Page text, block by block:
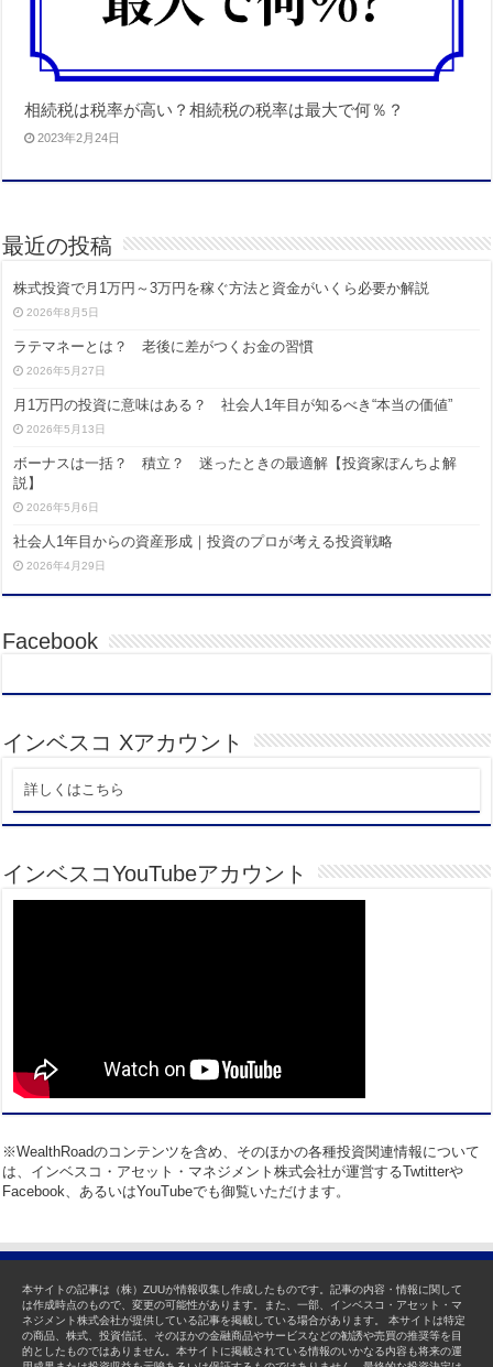
相続税は税率が高い？相続税の税率は最大で何％？
2023年2月24日
最近の投稿
株式投資で月1万円～3万円を稼ぐ方法と資金がいくら必要か解説
2026年8月5日
ラテマネーとは？ 老後に差がつくお金の習慣
2026年5月27日
月1万円の投資に意味はある？ 社会人1年目が知るべき“本当の価値”
2026年5月13日
ボーナスは一括？ 積立？ 迷ったときの最適解【投資家ぽんちよ解
説】
2026年5月6日
社会人1年目からの資産形成｜投資のプロが考える投資戦略
2026年4月29日
Facebook
インベスコ Xアカウント
詳しくはこちら
インベスコYouTubeアカウント
※WealthRoadのコンテンツを含め、そのほかの各種投資関連情報について
は、インベスコ・アセット・マネジメント株式会社が運営するTwtitterや
Facebook、あるいはYouTubeでも御覧いただけます。
本サイトの記事は（株）ZUUが情報収集し作成したものです。記事の内容・情報に関して
は作成時点のもので、変更の可能性があります。また、一部、インベスコ・アセット・マ
ネジメント株式会社が提供している記事を掲載している場合があります。 本サイトは特定
の商品、株式、投資信託、そのほかの金融商品やサービスなどの勧誘や売買の推奨等を目
的としたものではありません。本サイトに掲載されている情報のいかなる内容も将来の運